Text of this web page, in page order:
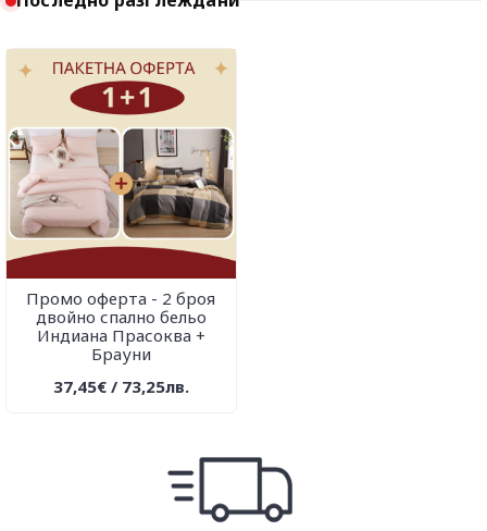
Промо оферта - 2 броя
двойно спално бельо
Индиана Прасоква +
Брауни
37,45€ / 73,25лв.